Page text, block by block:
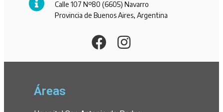
Calle 107 Nº80 (6605) Navarro
Provincia de Buenos Aires, Argentina
Áreas